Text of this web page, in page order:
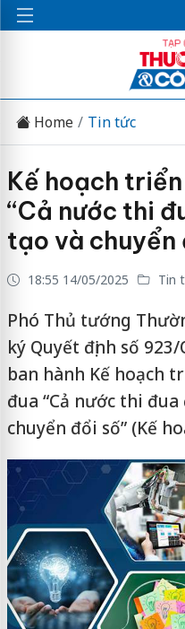
Home Tin tức
Kế hoạch
“Cả nước thi
tạo và chuyển
18:55 14/05/2025 Tin
Phó Thủ tướng
ký Quyết định số
ban hành Kế hoạch
đua “Cả nước thi
chuyển đổi số” (Kế